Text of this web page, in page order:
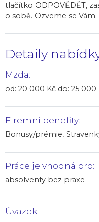
tlačítko ODPOVĚDĚT,
o sobě. Ozveme se Vám.
Detaily
Mzda:
od: 20 000 Kč do: 25
Firemní benefity:
Bonusy/prémie,
Práce je vhodná pro:
absolventy bez praxe
Úvazek: